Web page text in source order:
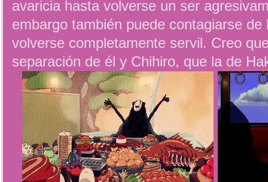
avaricia hasta volverse un ser
embargo también puede contagiarse de
volverse completamente servil. Creo
separación de él y Chihiro, que la de